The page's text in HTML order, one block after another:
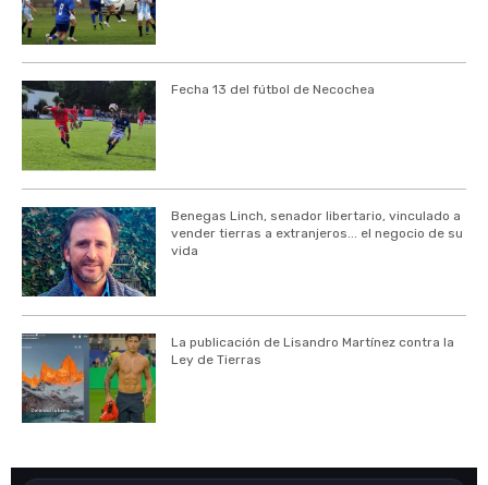
Fecha 13 del fútbol de Necochea
Benegas Linch, senador libertario, vinculado a
vender tierras a extranjeros... el negocio de su
vida
La publicación de Lisandro Martínez contra la
Ley de Tierras